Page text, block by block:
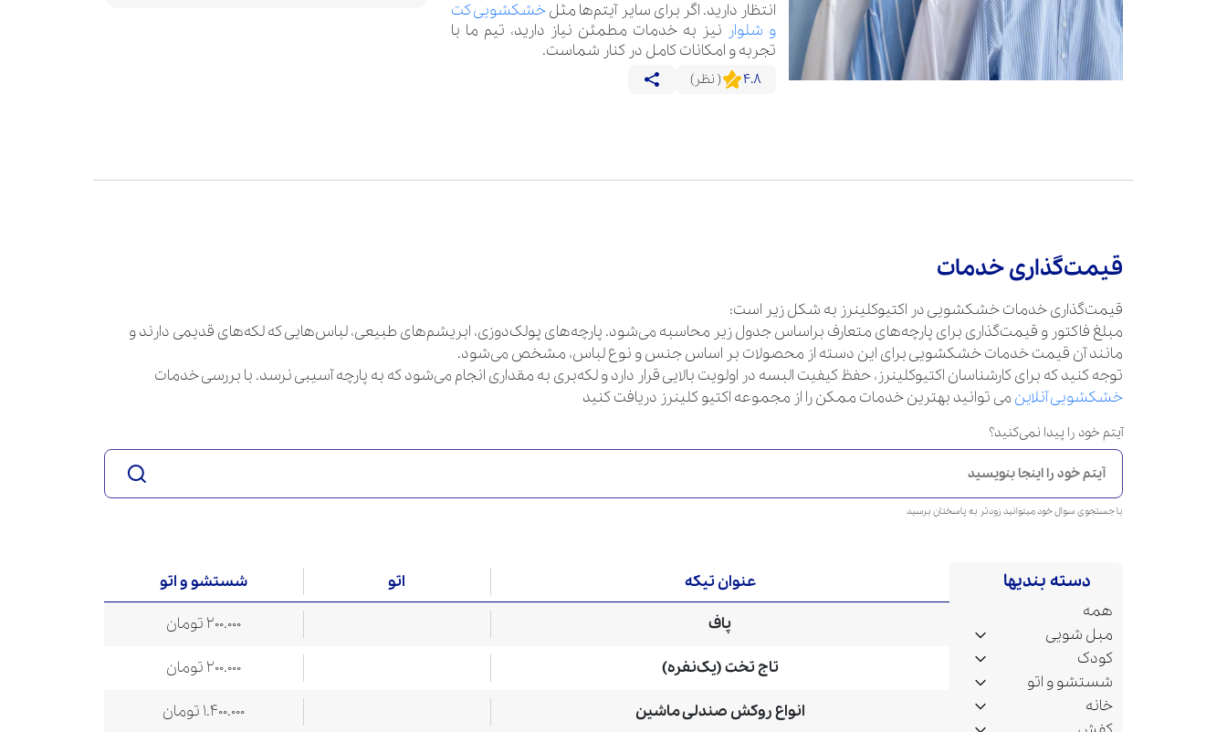
انتظار دارید. اگر برای سایر آیتم‌ها مثلخشکشویی کت
و شلوار نیز به خدمات مطمئن نیاز دارید، تیم ما با
تجربه و امکانات کامل در کنار شماست.
4.8 ( نظر)
قیمت‌گذاری خدمات
قیمت‌گذاری خدمات خشکشویی در اکتیوکلینرز به شکل زیر است:
مبلغ فاکتور و قیمت‌گذاری برای پارچه‌های متعارف براساس جدول زیر محاسبه می‌شود. پارچه‌های پولک‌دوزی، ابریشم‌های طبیعی، لباس‌هایی که لکه‌های قدیمی دارند و
مانند آن قیمت خدمات خشکشویی برای این دسته از محصولات بر اساس جنس و نوع لباس، مشخص می‌شود.
توجه کنید که برای کارشناسان اکتیوکلینرز، حفظ کیفیت البسه در اولویت بالایی قرار دارد و لکه‌بری به مقداری انجام می‌شود که به پارچه آسیبی نرسد. با بررسی خدمات
خشکشویی آنلاین می توانید بهترین خدمات ممکن را از مجموعه اکتیو کلینرز دریافت کنید
آیتم خود را پیدا نمی‌کنید؟
با جستجوی سوال خود میتوانید زودتر به پاسختان برسید
دسته بندیها
همه
مبل شویی
کودک
شستشو و اتو
خانه
عنوان تیکه اتو
شستشو و اتو
پاف
200.000 تومان
تاج تخت (یک‌نفره) 200.000 تومان
انواع روکش صندلی ماشین 1.400.000 تومان